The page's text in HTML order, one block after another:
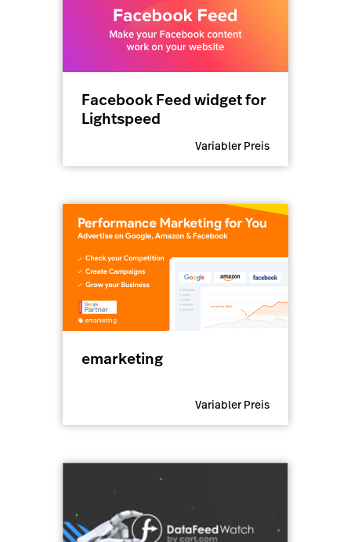
Facebook Feed widget for
Lightspeed
Variabler Preis
emarketing
Variabler Preis